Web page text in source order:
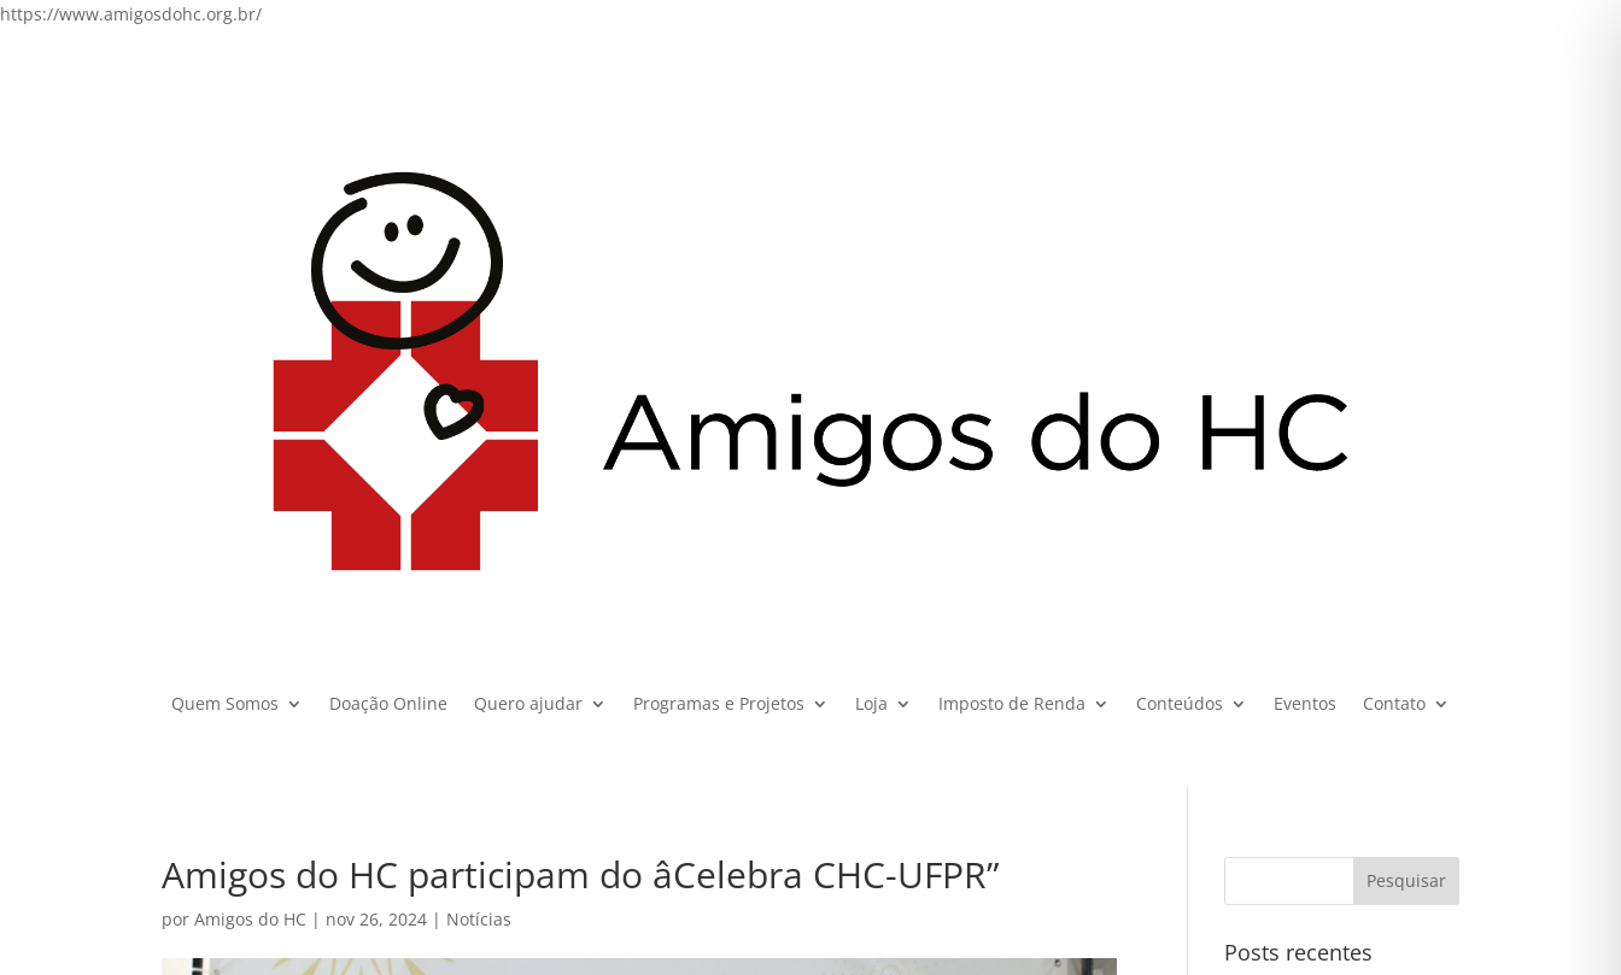
https://www.amigosdohc.org.br/
Quem Somos Doação Online Quero ajudar Programas e Projetos Loja Imposto de Renda Conteúdos Eventos Contato
Amigos do HC participam do âCelebra CHC-UFPR”
porAmigos do HC | nov 26, 2024 | Notícias
Posts recentes